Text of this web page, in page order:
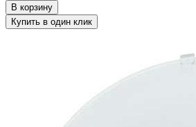
В корзину
Купить в один клик